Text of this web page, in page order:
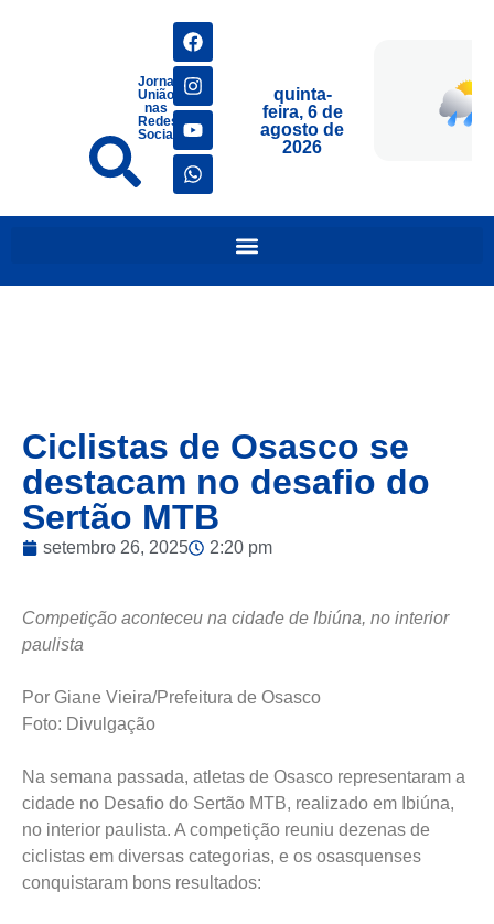
Jornais
União
nas
Redes
Sociais
quinta-
feira, 6 de
agosto de
2026
Ciclistas de Osasco se
destacam no desafio do
Sertão MTB
setembro 26, 2025 2:20 pm
Competição aconteceu na cidade de Ibiúna, no interior
paulista
Por Giane Vieira/Prefeitura de Osasco
Foto: Divulgação
Na semana passada, atletas de Osasco representaram a
cidade no Desafio do Sertão MTB, realizado em Ibiúna,
no interior paulista. A competição reuniu dezenas de
ciclistas em diversas categorias, e os osasquenses
conquistaram bons resultados: